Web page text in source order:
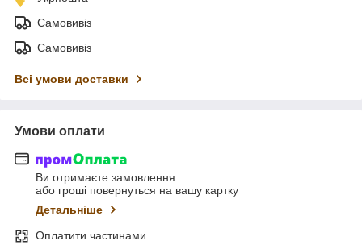
Самовивіз
Самовивіз
Всі умови доставки
Умови оплати
Ви отримаєте замовлення
або гроші повернуться на вашу картку
Детальніше
Оплатити частинами